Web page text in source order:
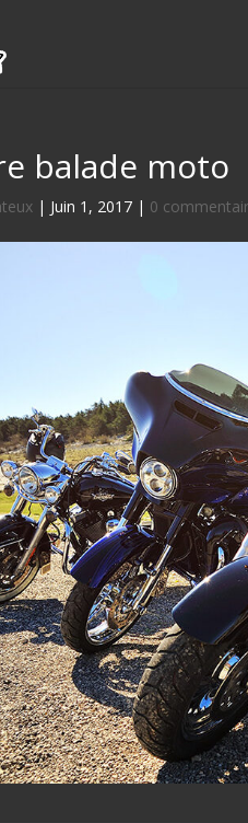
balade moto
| Juin 1, 2017 | 0